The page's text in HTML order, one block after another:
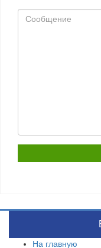
Сообщение
На главную